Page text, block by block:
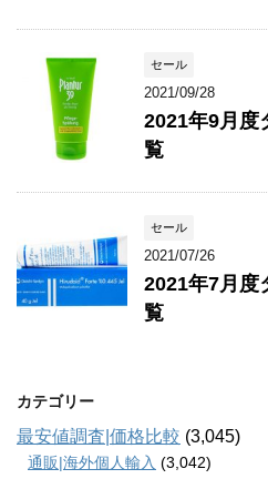
セール
2021/09/28
2021年9月度
覧
セール
2021/07/26
2021年7月度
覧
カテゴリー
最安値調査|価格比較 (3,045)
通販|海外個人輸入 (3,042)